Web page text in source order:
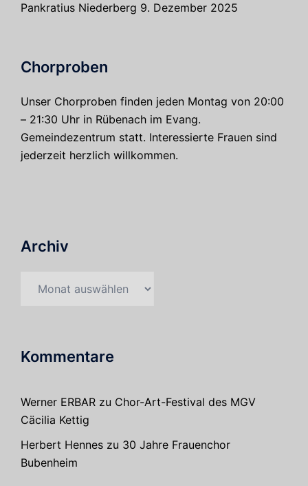
Pankratius Niederberg 9. Dezember 2025
Chorproben
Unser Chorproben finden jeden Montag von 20:00
– 21:30 Uhr in Rübenach im Evang.
Gemeindezentrum statt. Interessierte Frauen sind
jederzeit herzlich willkommen.
Archiv
Kommentare
Werner ERBAR zu Chor-Art-Festival des MGV
Cäcilia Kettig
Herbert Hennes zu 30 Jahre Frauenchor
Bubenheim